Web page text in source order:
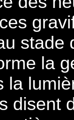
stade
la
la
disent